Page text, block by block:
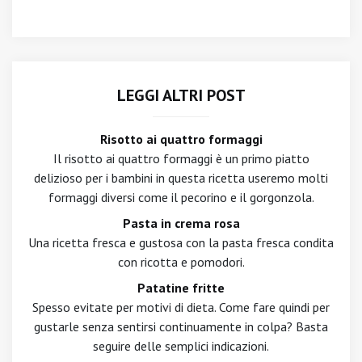
LEGGI ALTRI POST
Risotto ai quattro formaggi
Il risotto ai quattro formaggi è un primo piatto
delizioso per i bambini in questa ricetta useremo molti
formaggi diversi come il pecorino e il gorgonzola.
Pasta in crema rosa
Una ricetta fresca e gustosa con la pasta fresca condita
con ricotta e pomodori.
Patatine fritte
Spesso evitate per motivi di dieta. Come fare quindi per
gustarle senza sentirsi continuamente in colpa? Basta
seguire delle semplici indicazioni.